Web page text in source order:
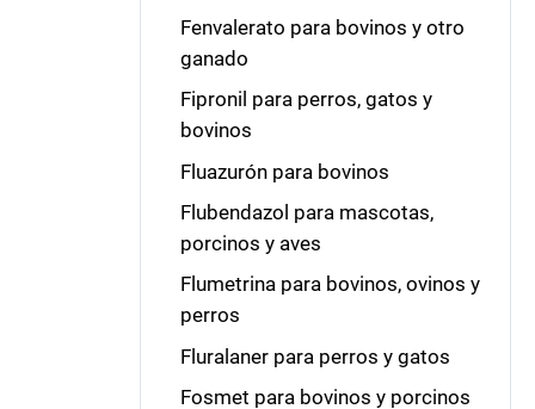
Fenvalerato para bovinos y otro
ganado
Fipronil para perros, gatos y
bovinos
Fluazurón para bovinos
Flubendazol para mascotas,
porcinos y aves
Flumetrina para bovinos, ovinos y
perros
Fluralaner para perros y gatos
Fosmet para bovinos y porcinos